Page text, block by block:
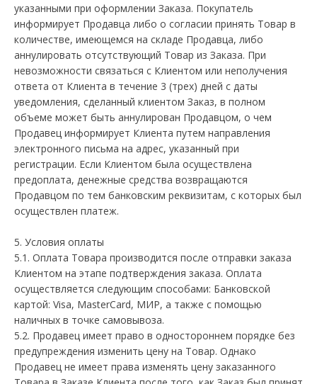
указанными при оформлении Заказа. Покупатель
информирует Продавца либо о согласии принять Товар в
количестве, имеющемся на складе Продавца, либо
аннулировать отсутствующий Товар из Заказа. При
невозможности связаться с Клиентом или неполучения
ответа от Клиента в течение 3 (трех) дней с даты
уведомления, сделанный клиентом Заказ, в полном
объеме может быть аннулирован Продавцом, о чем
Продавец информирует Клиента путем направления
электронного письма на адрес, указанный при
регистрации. Если Клиентом была осуществлена
предоплата, денежные средства возвращаются
Продавцом по тем банковским реквизитам, с которых был
осуществлен платеж.
5. Условия оплаты
5.1. Оплата Товара производится после отправки заказа
Клиентом на этапе подтверждения заказа. Оплата
осуществляется следующим способами: Банковской
картой: Visa, MasterCard, МИР, а также с помощью
наличных в точке самовывоза.
5.2. Продавец имеет право в одностороннем порядке без
предупреждения изменить цену на Товар. Однако
Продавец не имеет права изменять цену заказанного